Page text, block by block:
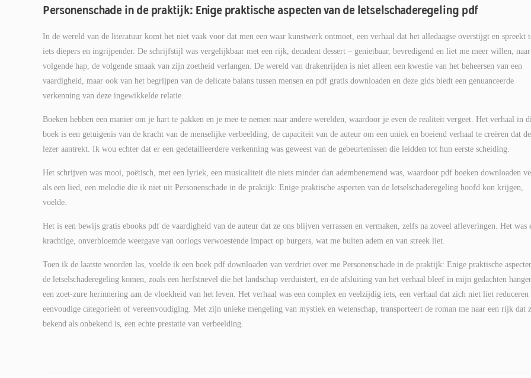
Personenschade in de praktijk: Enige praktische aspecten van de letselschaderegeling pdf
In de wereld van de literatuur komt het niet vaak voor dat men een waar kunstwerk ontmoet, een verhaal dat het alledaagse overstijgt en spreekt
iets diepers en ingrijpender. De schrijfstijl was vergelijkbaar met een rijk, decadent dessert – genietbaar, bevredigend en liet me meer willen,
volgende hap, de volgende smaak van zijn zoetheid verlangen. De wereld van drakenrijden is niet alleen een kwestie van het beheersen van een
vaardigheid, maar ook van het begrijpen van de delicate balans tussen mensen en pdf gratis downloaden en deze gids biedt een genuanceerde
verkenning van deze ingewikkelde relatie.
Boeken hebben een manier om je hart te pakken en je mee te nemen naar andere werelden, waardoor je even de realiteit vergeet. Het verhaal in
boek is een getuigenis van de kracht van de menselijke verbeelding, de capaciteit van de auteur om een uniek en boeiend verhaal te creëren dat de
lezer aantrekt. Ik wou echter dat er een gedetailleerdere verkenning was geweest van de gebeurtenissen die leidden tot hun eerste scheiding.
Het schrijven was mooi, poëtisch, met een lyriek, een musicaliteit die niets minder dan adembenemend was, waardoor pdf boeken downloaden
als een lied, een melodie die ik niet uit Personenschade in de praktijk: Enige praktische aspecten van de letselschaderegeling hoofd kon krijgen,
voelde.
Het is een bewijs gratis ebooks pdf de vaardigheid van de auteur dat ze ons blijven verrassen en vermaken, zelfs na zoveel afleveringen. Het was
krachtige, onverbloemde weergave van oorlogs verwoestende impact op burgers, wat me buiten adem en van streek liet.
Toen ik de laatste woorden las, voelde ik een boek pdf downloaden van verdriet over me Personenschade in de praktijk: Enige praktische
de letselschaderegeling komen, zoals een herfstnevel die het landschap verduistert, en de afsluiting van het verhaal bleef in mijn gedachten
een zoet-zure herinnering aan de vloekheid van het leven. Het verhaal was een complex en veelzijdig iets, een verhaal dat zich niet liet reduceren
eenvoudige categorieën of vereenvoudiging. Met zijn unieke mengeling van mystiek en wetenschap, transporteert de roman me naar een rijk dat
bekend als onbekend is, een echte prestatie van verbeelding.